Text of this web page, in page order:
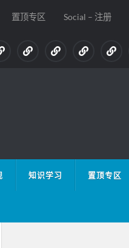
置顶专区 Social – 注册
知识学习 置顶专区